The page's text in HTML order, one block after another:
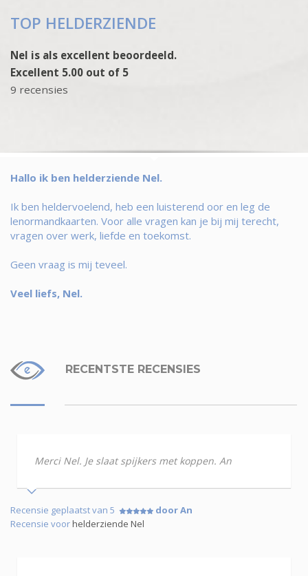
TOP HELDERZIENDE
Nel is als excellent beoordeeld.
Excellent 5.00 out of 5
9 recensies
Hallo ik ben helderziende Nel.
Ik ben heldervoelend, heb een luisterend oor en leg de
lenormandkaarten. Voor alle vragen kan je bij mij terecht,
vragen over werk, liefde en toekomst.
Geen vraag is mij teveel.
Veel liefs, Nel.
RECENTSTE RECENSIES
Merci Nel. Je slaat spijkers met koppen. An
Recensie geplaatst van 5
door An
Recensie voorhelderziende Nel